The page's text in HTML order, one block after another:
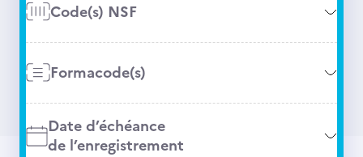
Code(s) NSF
Formacode(s)
Date d’échéance
de l’enregistrement